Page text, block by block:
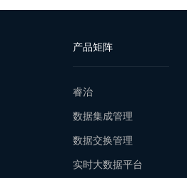
产品矩阵
睿治
数据集成管理
数据交换管理
实时大数据平台